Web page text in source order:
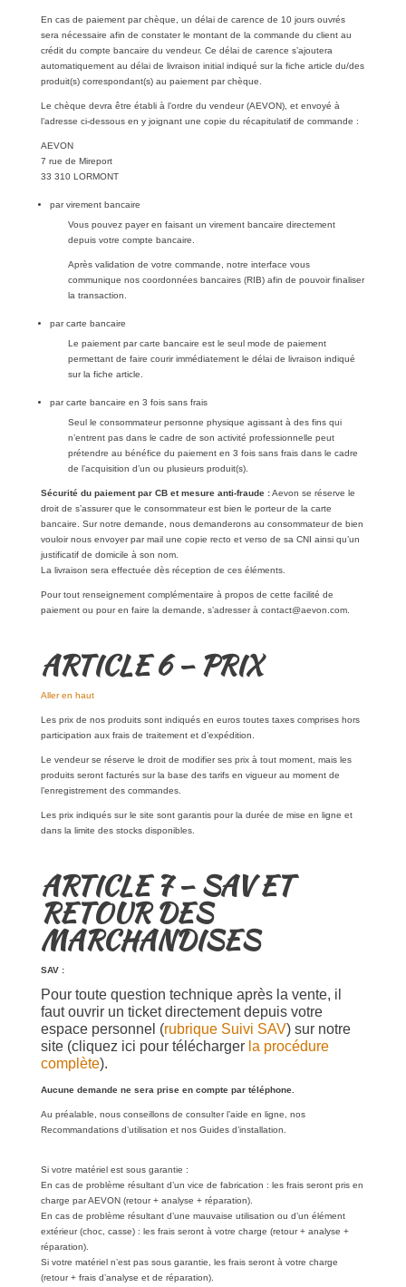
En cas de paiement par chèque, un délai de carence de 10 jours ouvrés
sera nécessaire afin de constater le montant de la commande du client au
crédit du compte bancaire du vendeur. Ce délai de carence s’ajoutera
automatiquement au délai de livraison initial indiqué sur la fiche article du/des
produit(s) correspondant(s) au paiement par chèque.
Le chèque devra être établi à l’ordre du vendeur (AEVON), et envoyé à
l’adresse ci-dessous en y joignant une copie du récapitulatif de commande :
AEVON
7 rue de Mireport
33 310 LORMONT
par virement bancaire
Vous pouvez payer en faisant un virement bancaire directement
depuis votre compte bancaire.
Après validation de votre commande, notre interface vous
communique nos coordonnées bancaires (RIB) afin de pouvoir finaliser
la transaction.
par carte bancaire
Le paiement par carte bancaire est le seul mode de paiement
permettant de faire courir immédiatement le délai de livraison indiqué
sur la fiche article.
par carte bancaire en 3 fois sans frais
Seul le consommateur personne physique agissant à des fins qui
n’entrent pas dans le cadre de son activité professionnelle peut
prétendre au bénéfice du paiement en 3 fois sans frais dans le cadre
de l’acquisition d’un ou plusieurs produit(s).
Sécurité du paiement par CB et mesure anti-fraude :Aevon se réserve le
droit de s’assurer que le consommateur est bien le porteur de la carte
bancaire. Sur notre demande, nous demanderons au consommateur de bien
vouloir nous envoyer par mail une copie recto et verso de sa CNI ainsi qu’un
justificatif de domicile à son nom.
La livraison sera effectuée dès réception de ces éléments.
Pour tout renseignement complémentaire à propos de cette facilité de
paiement ou pour en faire la demande, s’adresser à contact@aevon.com.
ARTICLE 6 – PRIX
Aller en haut
Les prix de nos produits sont indiqués en euros toutes taxes comprises hors
participation aux frais de traitement et d’expédition.
Le vendeur se réserve le droit de modifier ses prix à tout moment, mais les
produits seront facturés sur la base des tarifs en vigueur au moment de
l’enregistrement des commandes.
Les prix indiqués sur le site sont garantis pour la durée de mise en ligne et
dans la limite des stocks disponibles.
ARTICLE 7 – SAV ET
RETOUR DES
MARCHANDISES
SAV :
Pour toute question technique après la vente, il
faut ouvrir un ticket directement depuis votre
espace personnel (rubrique Suivi SAV) sur notre
site (cliquez ici pour télécharger la procédure
complète).
Aucune demande ne sera prise en compte par téléphone.
Au préalable, nous conseillons de consulter l’aide en ligne, nos
Recommandations d’utilisation et nos Guides d’installation.
Si votre matériel est sous garantie :
En cas de problème résultant d’un vice de fabrication : les frais seront pris en
charge par AEVON (retour + analyse + réparation).
En cas de problème résultant d’une mauvaise utilisation ou d’un élément
extérieur (choc, casse) : les frais seront à votre charge (retour + analyse +
réparation).
Si votre matériel n’est pas sous garantie, les frais seront à votre charge
(retour + frais d’analyse et de réparation).